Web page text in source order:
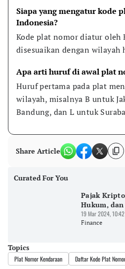
Siapa yang mengatur kode
Indonesia?
Kode plat nomor diatur oleh
disesuaikan dengan wilayah
Apa arti huruf di awal plat
Huruf pertama pada plat
wilayah, misalnya B untuk
Bandung, dan L untuk
Share Article
Curated For You
Pajak
Hukum,
19 Mar 2024,
Finance
Topics
Plat Nomor Kendaraan Daftar Kode Plat